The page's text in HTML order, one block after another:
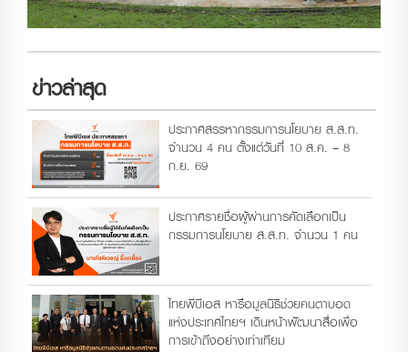
ข่าวล่าสุด
ประกาศสรรหากรรมการนโยบาย ส.ส.ท.
จำนวน 4 คน ตั้งแต่วันที่ 10 ส.ค. – 8
ก.ย. 69
ประกาศรายชื่อผู้ผ่านการคัดเลือกเป็น
กรรมการนโยบาย ส.ส.ท. จำนวน 1 คน
ไทยพีบีเอส หารือมูลนิธิช่วยคนตาบอด
แห่งประเทศไทยฯ เดินหน้าพัฒนาสื่อเพื่อ
การเข้าถึงอย่างเท่าเทียม